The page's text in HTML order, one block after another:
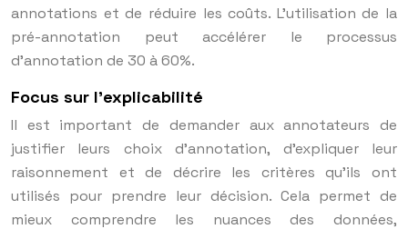
annotations et de réduire les coûts. L’utilisation de la
pré-annotation peut accélérer le processus
d’annotation de 30 à 60%.
Focus sur l’explicabilité
Il est important de demander aux annotateurs de
justifier leurs choix d’annotation, d’expliquer leur
raisonnement et de décrire les critères qu’ils ont
utilisés pour prendre leur décision. Cela permet de
mieux comprendre les nuances des données,